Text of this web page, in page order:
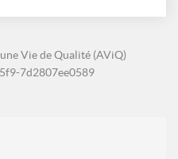
Vie de Qualité (AViQ)
7d2807ee0589